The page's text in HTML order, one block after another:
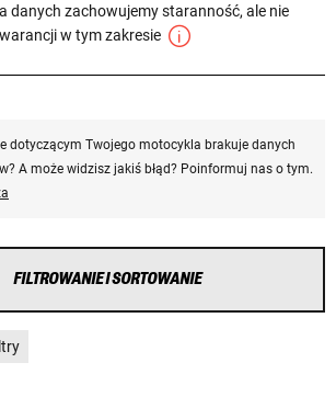
danych zachowujemy staranność, ale nie
w tym zakresie
dotyczącym Twojego motocykla brakuje danych
A może widzisz jakiś błąd? Poinformuj nas o tym.
FILTROWANIE I SORTOWANIE